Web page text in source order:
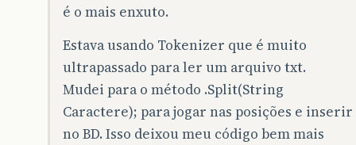
é o mais enxuto.
Estava usando Tokenizer que é muito
ultrapassado para ler um arquivo txt.
Mudei para o método .Split(String
Caractere); para jogar nas posições e inserir
no BD. Isso deixou meu código bem mais